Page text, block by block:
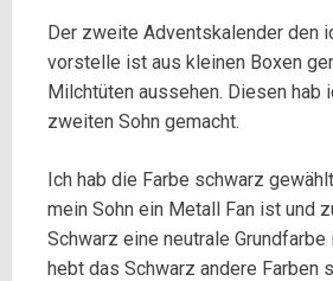
Der zweite Adventskalender den
vorstelle ist aus kleinen Boxen
Milchtüten aussehen. Diesen hab
zweiten Sohn gemacht.
Ich hab die Farbe schwarz
mein Sohn ein Metall Fan ist und
Schwarz eine neutrale
hebt das Schwarz andere Farben